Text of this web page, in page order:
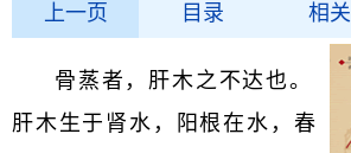
上一页 目录 相关
骨蒸者，肝木之不达也。
肝木生于肾水，阳根在水，春